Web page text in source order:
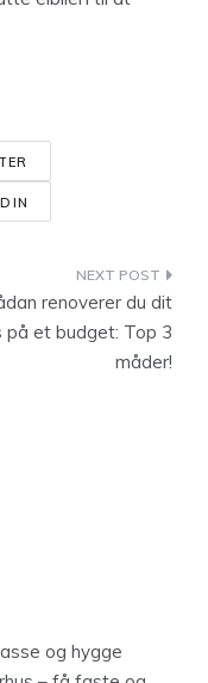
renoverer du dit
på et budget: Top 3
måder!
og hygge